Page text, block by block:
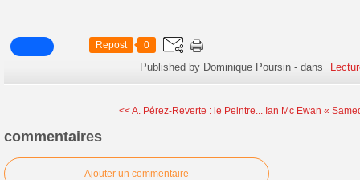
Repost 0
Published by Dominique Poursin -dans
<< A. Pérez-Reverte : le Peintre... Ian Mc Ewan «
commentaires
Ajouter un commentaire